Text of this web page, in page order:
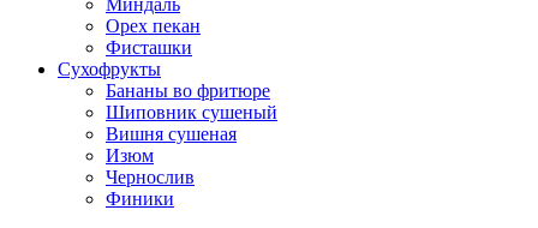
Миндаль
Орех пекан
Фисташки
Сухофрукты
Бананы во фритюре
Шиповник сушеный
Вишня сушеная
Изюм
Чернослив
Финики